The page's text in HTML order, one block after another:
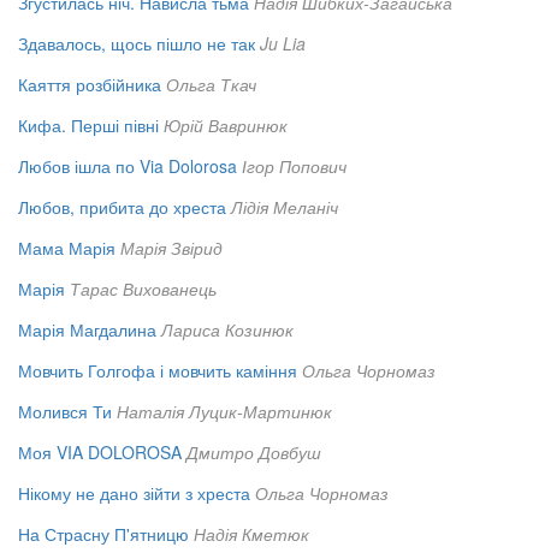
Здавалось, щось пішло не так Ju Lia
Каяття розбійника Ольга Ткач
Кифа. Перші півні Юрій Вавринюк
Любов ішла по Via Dolorosa Ігор Попович
Любов, прибита до хреста Лідія Меланіч
Мама Марія Марія Звірид
Марія Тарас Вихованець
Марія Магдалина Лариса Козинюк
Мовчить Голгофа і мовчить каміння Ольга Чорномаз
Молився Ти Наталія Луцик-Мартинюк
Моя VIA DOLOROSA Дмитро Довбуш
Нікому не дано зійти з хреста Ольга Чорномаз
На Страсну П'ятницю Надія Кметюк